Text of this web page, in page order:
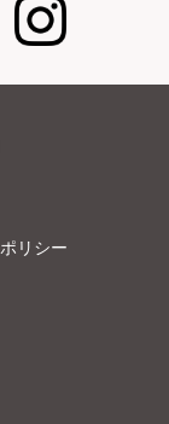
リシー